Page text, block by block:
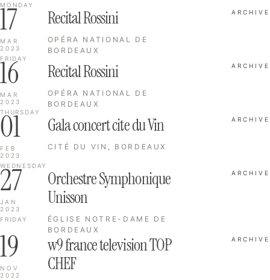
MONDAY
17
MAR
2023
FRIDAY
Recital Rossini
OPÉRA NATIONAL DE
BORDEAUX
ARCHIVE
16
MAR
2023
THURSDAY
Recital Rossini
OPÉRA NATIONAL DE
BORDEAUX
ARCHIVE
01
FEB
2023
WEDNESDAY
Gala concert cite du Vin
CITÉ DU VIN, BORDEAUX
ARCHIVE
27
JAN
2023
FRIDAY
Orchestre Symphonique
Unisson
ÉGLISE NOTRE-DAME DE
BORDEAUX
ARCHIVE
19
NOV
2022
w9 france television TOP
CHEF
ARCHIVE